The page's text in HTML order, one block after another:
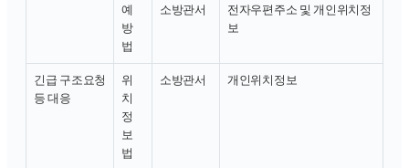
예
방
법
소방관서
전자우편주소 및 개인위치정
보
긴급 구조요청
등 대응
위
치
정
보
법
소방관서 개인위치정보